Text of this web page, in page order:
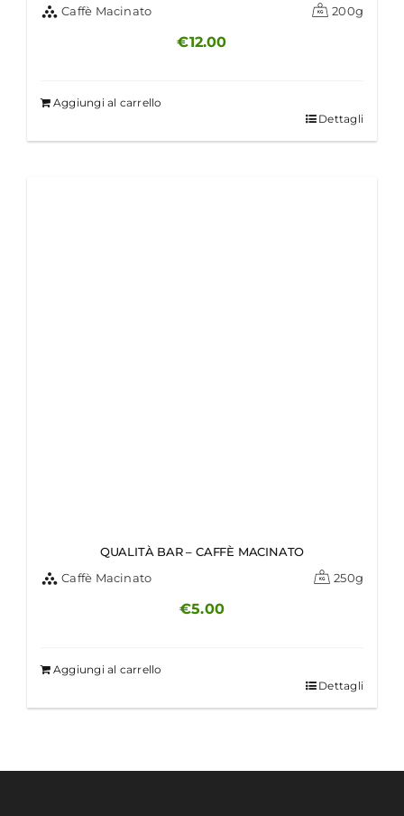
Caffè Macinato
200g
€12.00
Aggiungi al carrello
Dettagli
QUALITÀ BAR – CAFFÈ MACINATO
Caffè Macinato
250g
€5.00
Aggiungi al carrello
Dettagli